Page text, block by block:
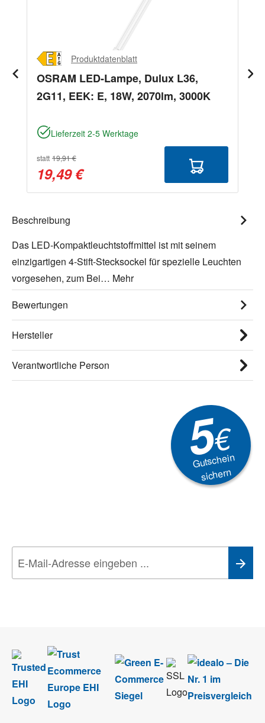
Produktdatenblatt
OSRAM LED-Lampe, Dulux L36,
2G11, EEK: E, 18W, 2070lm, 3000K
Lieferzeit 2-5 Werktage
statt 19,91 €
19,49 €
Beschreibung
Das LED-Kompaktleuchtstoffmittel ist mit seinem
einzigartigen 4-Stift-Stecksockel für spezielle Leuchten
vorgesehen, zum Bei… Mehr
Bewertungen
Hersteller
Verantwortliche Person
5€
Gutschein
sichern